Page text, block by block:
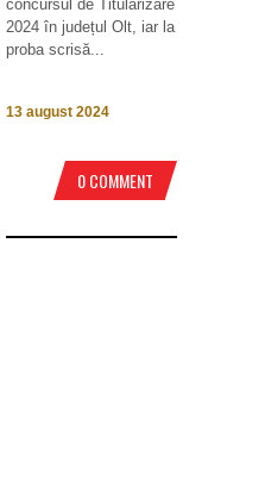
concursul de Titularizare
2024 în județul Olt, iar la
proba scrisă...
13 august 2024
0 COMMENT